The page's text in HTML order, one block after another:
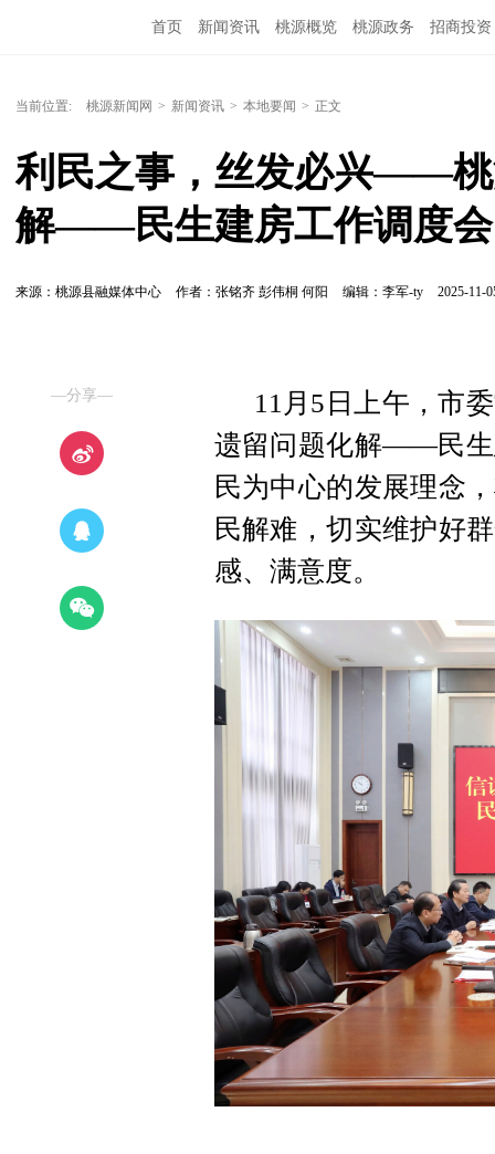
首页 新闻资讯 桃源概览 桃源政务 招商投资
当前位置: 桃源新闻网 > 新闻资讯 > 本地要闻 > 正文
利民之事，丝发必兴——桃
解——民生建房工作调度会
来源：桃源县融媒体中心 作者：张铭齐 彭伟桐 何阳 编辑：李军-ty 2025-11-
—分享—
11月5日上午，市
遗留问题化解——民生
民为中心的发展理念
民解难，切实维护好
感、满意度。